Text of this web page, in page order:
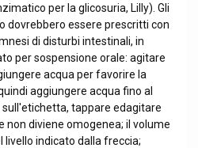
per la glicosuria, Lilly). Gli
dovrebbero essere prescritti con
di disturbi intestinali, in
per sospensione orale: agitare
acqua per favorire la
aggiungere acqua fino al
sull'etichetta, tappare edagitare
non diviene omogenea; il volume
livello indicato dalla freccia;